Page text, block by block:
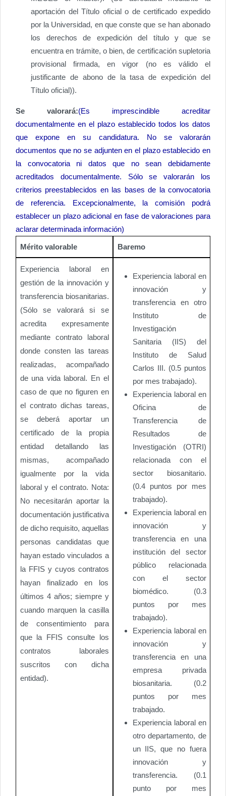
aportación del Título oficial o de certificado expedido
por la Universidad, en que conste que se han abonado
los derechos de expedición del título y que se
encuentra en trámite, o bien, de certificación supletoria
provisional firmada, en vigor (no es válido el
justificante de abono de la tasa de expedición del
Título oficial)).
Se valorará:(Es imprescindible acreditar
documentalmente en el plazo establecido todos los datos
que expone en su candidatura. No se valorarán
documentos que no se adjunten en el plazo establecido en
la convocatoria ni datos que no sean debidamente
acreditados documentalmente. Sólo se valorarán los
criterios preestablecidos en las bases de la convocatoria
de referencia. Excepcionalmente, la comisión podrá
establecer un plazo adicional en fase de valoraciones para
aclarar determinada información)
Mérito valorable Baremo
Experiencia laboral en
gestión de la innovación y
transferencia biosanitarias.
(Sólo se valorará si se
acredita expresamente
mediante contrato laboral
donde consten las tareas
realizadas, acompañado
de una vida laboral. En el
caso de que no figuren en
el contrato dichas tareas,
se deberá aportar un
certificado de la propia
entidad detallando las
mismas, acompañado
igualmente por la vida
laboral y el contrato. Nota:
No necesitarán aportar la
documentación justificativa
de dicho requisito, aquellas
personas candidatas que
hayan estado vinculados a
la FFIS y cuyos contratos
hayan finalizado en los
últimos 4 años; siempre y
cuando marquen la casilla
de consentimiento para
que la FFIS consulte los
contratos laborales
suscritos con dicha
entidad).
Experiencia laboral en
innovación y
transferencia en otro
Instituto de
Investigación
Sanitaria (IIS) del
Instituto de Salud
Carlos III. (0.5 puntos
por mes trabajado).
Experiencia laboral en
Oficina de
Transferencia de
Resultados de
Investigación (OTRI)
relacionada con el
sector biosanitario.
(0.4 puntos por mes
trabajado).
Experiencia laboral en
innovación y
transferencia en una
institución del sector
público relacionada
con el sector
biomédico. (0.3
puntos por mes
trabajado).
Experiencia laboral en
innovación y
transferencia en una
empresa privada
biosanitaria. (0.2
puntos por mes
trabajado.
Experiencia laboral en
otro departamento, de
un IIS, que no fuera
innovación y
transferencia. (0.1
punto por mes